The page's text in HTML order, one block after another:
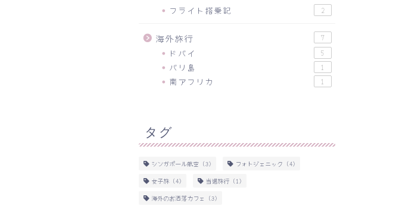
フライト搭乗記 2
海外旅行 7
ドバイ 5
バリ島 1
南アフリカ 1
タグ
シンガポール航空(3) フォトジェニック (4)
女子旅(4) 当選旅行(1)
海外のお洒落カフェ (3)